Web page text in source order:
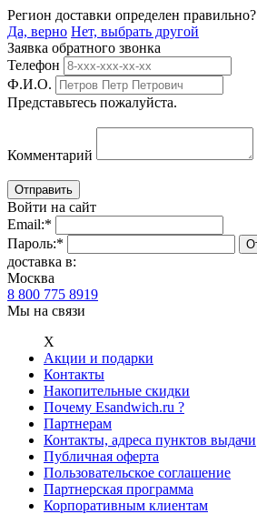
Регион доставки определен правильно?
Да, верно Нет, выбрать другой
Заявка обратного звонка
Телефон
Ф.И.О.
Представьтесь пожалуйста.
Комментарий
Войти на сайт
Email:*
Пароль:*
доставка в:
Москва
8 800 775 8919
Мы на связи
Х
Акции и подарки
Контакты
Накопительные скидки
Почему Esandwich.ru ?
Партнерам
Контакты, адреса пунктов выдачи
Публичная оферта
Пользовательское соглашение
Партнерская программа
Корпоративным клиентам